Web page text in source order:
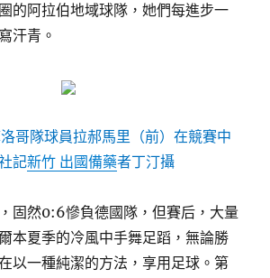
的阿拉伯地域球隊，她們每進步一
汗青。
哥隊球員拉郝馬里（前）在競賽中
記新竹 出國備藥者丁汀攝
固然0:6慘負德國隊，但賽后，大量
本夏季的冷風中手舞足蹈，無論勝
以一種純潔的方法，享用足球。第